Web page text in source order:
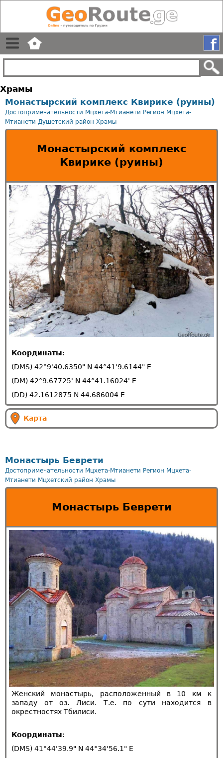
Храмы
Монастырский комплекс Квирике (руины)
Достопримечательности Мцхета-Мтианети Регион Мцхета-
Мтианети Душетский район Храмы
Монастырский комплекс
Квирике (руины)
Координаты:
(DMS) 42°9'40.6350" N 44°41'9.6144" E
(DM) 42°9.67725' N 44°41.16024' E
(DD) 42.1612875 N 44.686004 E
Карта
Монастырь Беврети
Достопримечательности Мцхета-Мтианети Регион Мцхета-
Мтианети Мцхетский район Храмы
Монастырь Беврети
Женский монастырь, расположенный в 10 км к
западу от оз. Лиси. Т.е. по сути находится в
окрестностях Тбилиси.
Координаты:
(DMS) 41°44'39.9" N 44°34'56.1" E